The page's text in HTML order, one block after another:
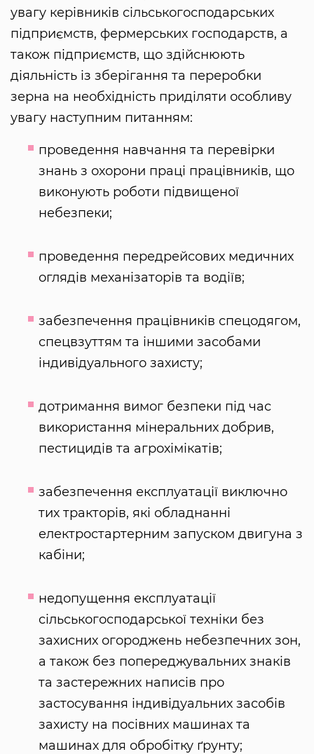
увагу керівників сільськогосподарських
підприємств, фермерських господарств, а
також підприємств, що здійснюють
діяльність із зберігання та переробки
зерна на необхідність приділяти особливу
увагу наступним питанням:
проведення навчання та перевірки
знань з охорони праці працівників, що
виконують роботи підвищеної
небезпеки;
проведення передрейсових медичних
оглядів механізаторів та водіїв;
забезпечення працівників спецодягом,
спецвзуттям та іншими засобами
індивідуального захисту;
дотримання вимог безпеки під час
використання мінеральних добрив,
пестицидів та агрохімікатів;
забезпечення експлуатації виключно
тих тракторів, які обладнанні
електростартерним запуском двигуна з
кабіни;
недопущення експлуатації
сільськогосподарської техніки без
захисних огороджень небезпечних зон,
а також без попереджувальних знаків
та застережних написів про
застосування індивідуальних засобів
захисту на посівних машинах та
машинах для обробітку ґрунту;